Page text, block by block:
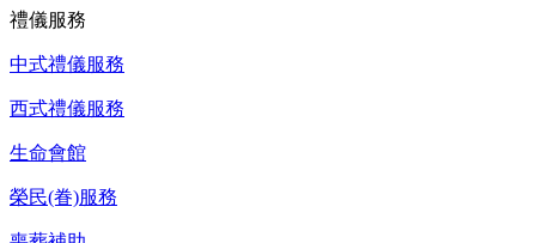
禮儀服務
中式禮儀服務
西式禮儀服務
生命會館
榮民(眷)服務